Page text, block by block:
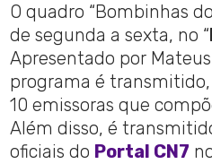
O quadro “Bombinhas
de segunda a sexta, no “
Apresentado por
programa é
10 emissoras que
Além disso, é
oficiais do Portal CN7